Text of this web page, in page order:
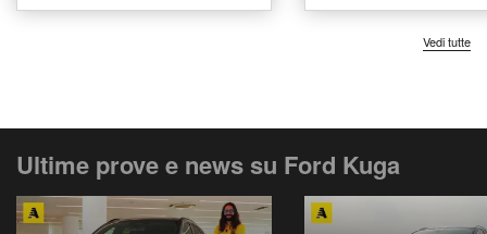
Vedi tutte
Ultime prove e news su Ford Kuga